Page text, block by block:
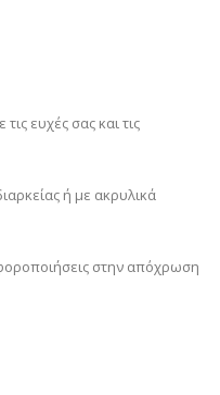
ευχές σας και τις
ή με ακρυλικά
στην απόχρωση